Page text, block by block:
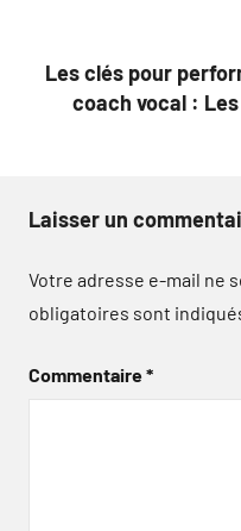
Les clés pour
coach vocal :
Laisser un
Votre adresse e-mail ne
obligatoires sont
Commentaire*